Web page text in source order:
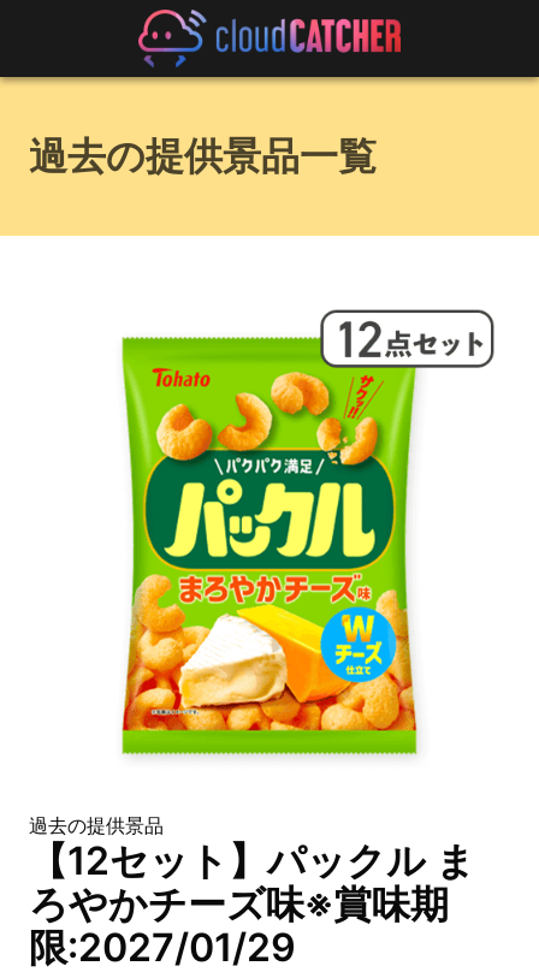
過去の提供景品一覧
過去の提供景品
【12セット】パックル ま
ろやかチーズ味※賞味期
限:2027/01/29